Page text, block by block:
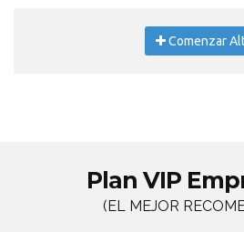
Comenzar
Plan VIP
(EL MEJOR